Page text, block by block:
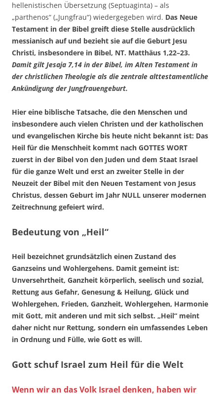
hellenistischen Übersetzung (Septuaginta) – als
„parthenos“ („Jungfrau“) wiedergegeben wird. Das Neue
Testament in der Bibel greift diese Stelle ausdrücklich
messianisch auf und bezieht sie auf die Geburt Jesu
Christi, insbesondere in Bibel, NT. Matthäus 1,22–23.
Damit gilt Jesaja 7,14 in der Bibel, im Alten Testament in
der christlichen Theologie als die zentrale alttestamentliche
Ankündigung der Jungfrauengeburt.
Hier eine biblische Tatsache, die den Menschen und
insbesondere auch vielen Christen und der katholischen
und evangelischen Kirche bis heute nicht bekannt ist: Das
Heil für die Menschheit kommt nach GOTTES WORT
zuerst in der Bibel von den Juden und dem Staat Israel
für die ganze Welt und erst an zweiter Stelle in der
Neuzeit der Bibel mit den Neuen Testament von Jesus
Christus, dessen Geburt im Jahr NULL unserer modernen
Zeitrechnung gefeiert wird.
Bedeutung von „Heil“
Heil bezeichnet grundsätzlich einen Zustand des
Ganzseins und Wohlergehens. Damit gemeint ist:
Unversehrtheit, Ganzheit körperlich, seelisch und sozial,
Rettung aus Gefahr, Genesung & Heilung, Glück und
Wohlergehen, Frieden, Ganzheit, Wohlergehen, Harmonie
mit Gott, mit anderen und mit sich selbst. „Heil“ meint
daher nicht nur Rettung, sondern ein umfassendes Leben
in Ordnung und Fülle, wie Gott es will.
Gott schuf Israel zum Heil für die Welt
Wenn wir an das Volk Israel denken, haben wir